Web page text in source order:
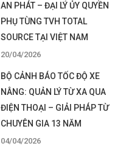
AN PHÁT – ĐẠI LÝ ỦY QUYỀN
PHỤ TÙNG TVH TOTAL
SOURCE TẠI VIỆT NAM
20/04/2026
BỘ CẢNH BÁO TỐC ĐỘ XE
NÂNG: QUẢN LÝ TỪ XA QUA
ĐIỆN THOẠI – GIẢI PHÁP TỪ
CHUYÊN GIA 13 NĂM
04/04/2026